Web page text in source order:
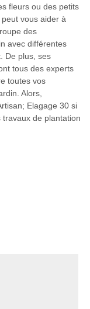
fleurs ou des petits
vous aider à
des
avec différentes
De plus, ses
tous des experts
toutes vos
Alors,
Elagage 30 si
travaux de plantation